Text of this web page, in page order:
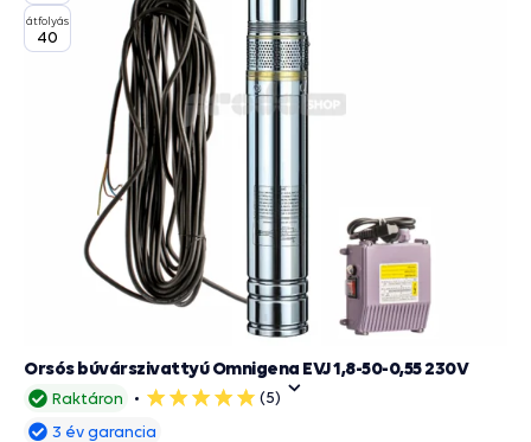
átfolyás
40
Raktáron
5
(5)
Orsós búvárszivattyú Omnigena EVJ 1,8-50-0,55 230V
3 év garancia